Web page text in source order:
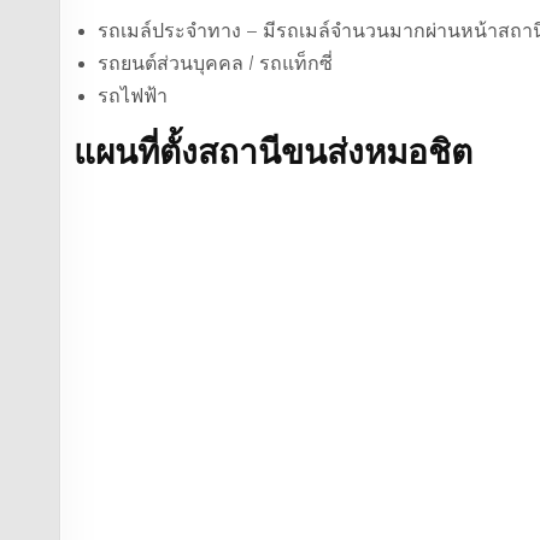
รถเมล์ประจำทาง – มีรถเมล์จำนวนมากผ่านหน้าสถ
รถยนต์ส่วนบุคคล / รถแท็กซี่
รถไฟฟ้า
แผนที่ตั้งสถานีขนส่งหมอชิต